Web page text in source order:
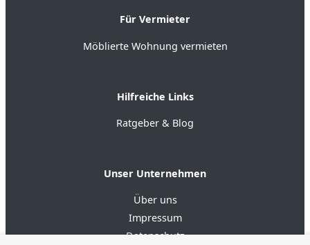
Für Vermieter
Möblierte Wohnung vermieten
Hilfreiche Links
Ratgeber & Blog
Unser Unternehmen
Über uns
Impressum
Datenschutz